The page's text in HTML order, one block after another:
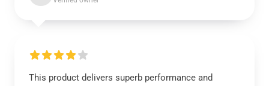
This product delivers superb performance and